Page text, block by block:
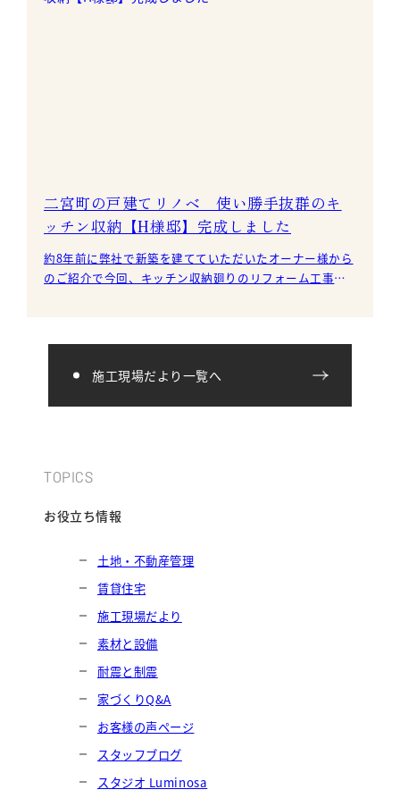
二宮町の戸建てリノベ 使い勝手抜群のキ
ッチン収納【H様邸】完成しました
約8年前に弊社で新築を建てていただいたオーナー様から
のご紹介で今回、キッチン収納廻りのリフォーム工事の
施工現場だより一覧へ
TOPICS
お役立ち情報
土地・不動産管理
賃貸住宅
施工現場だより
素材と設備
耐震と制震
家づくりQ&A
お客様の声ページ
スタッフブログ
スタジオ Luminosa